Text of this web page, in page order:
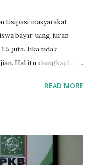
masyarakat
bayar uang iuran
juta. Jika tidak
Hal itu diungkapkan
mengatakan, ada
ortu nya pinjam
bisa ikut ujian.
READ MORE